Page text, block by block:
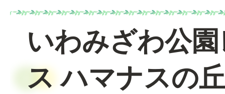
いわみざわ公
ス ハマナスの